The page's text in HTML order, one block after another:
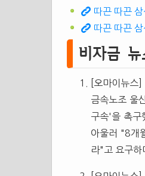
따끈 따끈
따끈 따끈
비자금 뉴
[오마이뉴스]
금속노조 울
구속'을 촉구
아울러 "8개
라"고 요구